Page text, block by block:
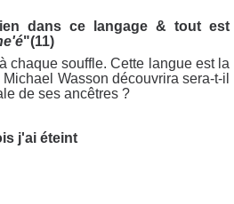
dans ce langage & tout est
"(11)
chaque souffle. Cette langue est la
Wasson découvrira sera-t-il
de ses ancêtres ?
j'ai éteint